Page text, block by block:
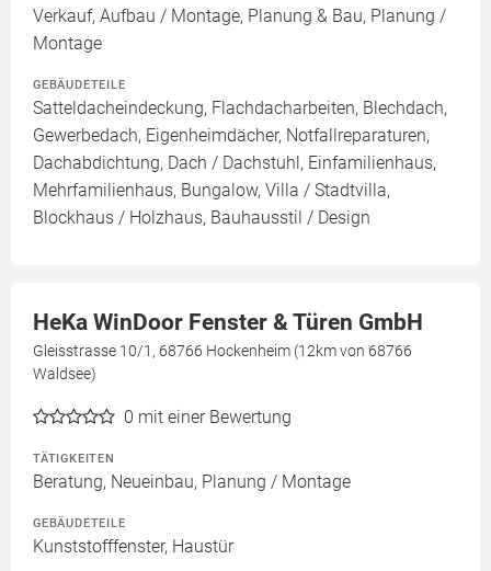
Verkauf, Aufbau / Montage, Planung & Bau, Planung /
Montage
GEBÄUDETEILE
Satteldacheindeckung, Flachdacharbeiten, Blechdach,
Gewerbedach, Eigenheimdächer, Notfallreparaturen,
Dachabdichtung, Dach / Dachstuhl, Einfamilienhaus,
Mehrfamilienhaus, Bungalow, Villa / Stadtvilla,
Blockhaus / Holzhaus, Bauhausstil / Design
HeKa WinDoor Fenster & Türen GmbH
Gleisstrasse 10/1, 68766 Hockenheim (12km von 68766
Waldsee)
0 mit einer Bewertung
TÄTIGKEITEN
Beratung, Neueinbau, Planung / Montage
GEBÄUDETEILE
Kunststofffenster, Haustür